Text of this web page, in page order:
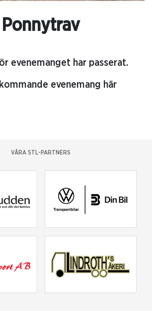
Ponnytrav
evenemanget har passerat.
evenemang här
VÅRA STL-PARTNERS